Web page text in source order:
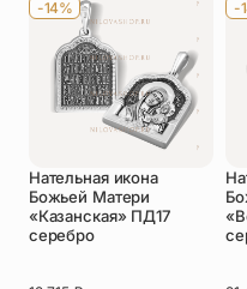
Телефон
Отзыв*
-14%
Нательная икона
Божьей Матери
«Казанская» ПД17
серебро
-